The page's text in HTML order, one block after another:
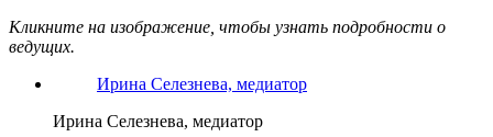
Кликните на изображение, чтобы узнать подробности о
ведущих.
Ирина Селезнева, медиатор
Ирина Селезнева, медиатор